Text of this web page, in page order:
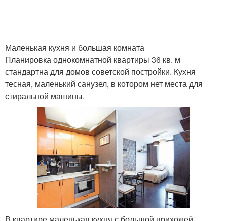
Маленькая кухня и большая комната
Планировка однокомнатной квартиры 36 кв. м
стандартна для домов советской постройки. Кухня
тесная, маленький санузел, в котором нет места для
стиральной машины.